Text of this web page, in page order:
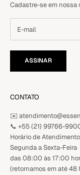
Cadastre-se em nossa
ASSINAR
CONTATO
✉️
📞 +55 (21) 99766-
Horário de
Segunda a Sexta-Feira
das 08:00 às 17:00
(retornamos em até 48